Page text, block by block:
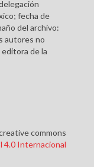
fecha de
del archivo:
autores no
de la
commons
4.0 Internacional